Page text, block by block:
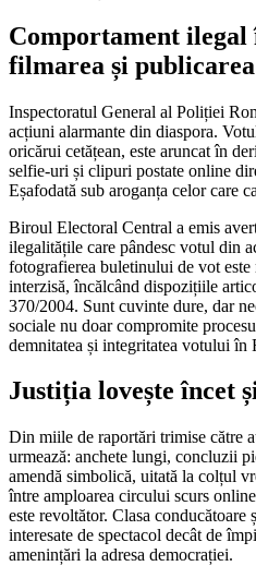
Comportament ilegal
filmarea și
Inspectoratul General al Poliției
acțiuni alarmante din diaspora.
oricărui cetățean, este aruncat în
selfie-uri și clipuri postate online
Eșafodată sub aroganța celor care
Biroul Electoral Central a emis
ilegalitățile care pândesc votul din
fotografierea buletinului de vot
interzisă, încălcând dispozițiile
370/2004. Sunt cuvinte dure, dar
sociale nu doar compromite
demnitatea și integritatea votului în
Justiția lovește încet
Din miile de raportări trimise către
urmează: anchete lungi, concluzii
amendă simbolică, uitată la colțul
între amploarea circului scurs
este revoltător. Clasa conducătoare
interesate de spectacol decât de
amenințări la adresa democrației.